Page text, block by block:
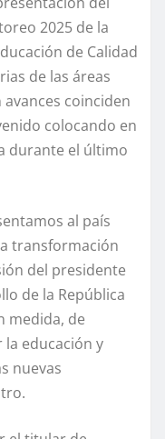
2025 de la
de Calidad
de las áreas
coinciden
colocando en
durante el último
al país
transformación
del presidente
de la República
medida, de
educación y
nuevas